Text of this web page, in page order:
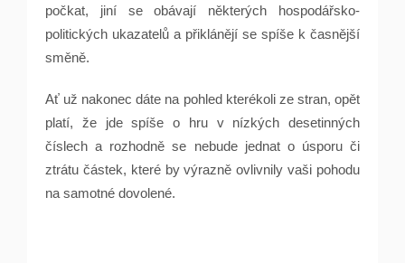
počkat, jiní se obávají některých hospodářsko-
politických ukazatelů a přiklánějí se spíše k časnější
směně.
Ať už nakonec dáte na pohled kterékoli ze stran, opět
platí, že jde spíše o hru v nízkých desetinných
číslech a rozhodně se nebude jednat o úsporu či
ztrátu částek, které by výrazně ovlivnily vaši pohodu
na samotné dovolené.